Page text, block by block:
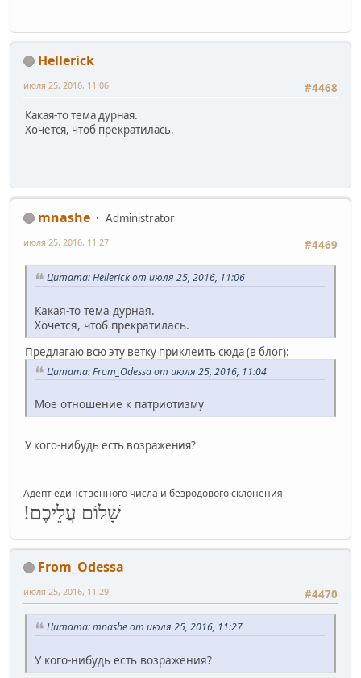
Hellerick
#4468
июля 25, 2016, 11:06
Какая-то тема дурная.
Хочется, чтоб прекратилась.
mnashe
Administrator
#4469
июля 25, 2016, 11:27
Цитата: Hellerick от июля 25, 2016, 11:06
Какая-то тема дурная.
Хочется, чтоб прекратилась.
Предлагаю всю эту ветку приклеить сюда (в блог):
Цитата: From_Odessa от июля 25, 2016, 11:04
Мое отношение к патриотизму
У кого-нибудь есть возражения?
Адепт единственного числа и безродового склонения
שָׁלוֹם עֲלֵיכֶם!
From_Odessa
#4470
июля 25, 2016, 11:29
Цитата: mnashe от июля 25, 2016, 11:27
У кого-нибудь есть возражения?